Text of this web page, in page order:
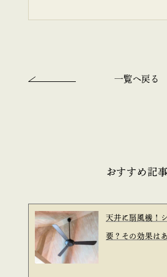
一覧へ戻る
おすすめ記事
天井に扇風機！
要？その効果は